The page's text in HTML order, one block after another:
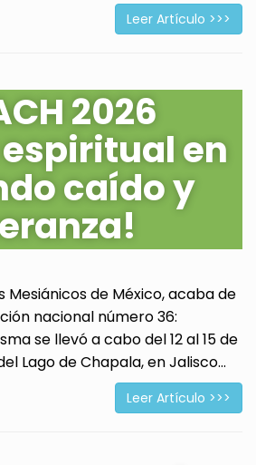
Leer Artículo >>>
2026
espiritual en
caído y
Mesiánicos de México, acaba de
nacional número 36:
se llevó a cabo del 12 al 15 de
Lago de Chapala, en Jalisco...
Leer Artículo >>>